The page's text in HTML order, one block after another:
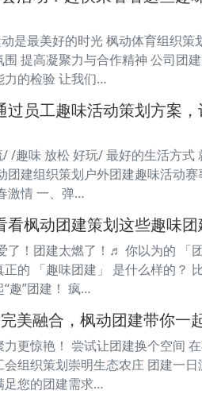
是最美好的时光 枫动体育组织
提高凝聚力与合作精神 公司团
力的检验 让我们…
员工趣味活动策划方案
/趣味 放松 好玩/ 最好的生活方
建组织策划户外团建趣味活动
激情 一、弹…
枫动团建策划这些趣味
！团建太燃了！♬ 你以为的 「
的 「趣味团建」 是什么样的？
趣”团建！ 疯…
美融合，枫动团建带你一
更惊艳！ 尝试让团建换个空间
组织策划崇明生态农庄 团建一
足您的团建需求…